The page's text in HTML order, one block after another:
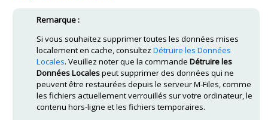
Remarque :
Si vous souhaitez supprimer toutes les données mises
localement en cache, consultez Détruire les Données
Locales. Veuillez noter que la commande Détruire les
Données Localespeut supprimer des données qui ne
peuvent être restaurées depuis le serveurM-Files, comme
les fichiers actuellement verrouillés sur votre ordinateur, le
contenu hors-ligne et les fichiers temporaires.